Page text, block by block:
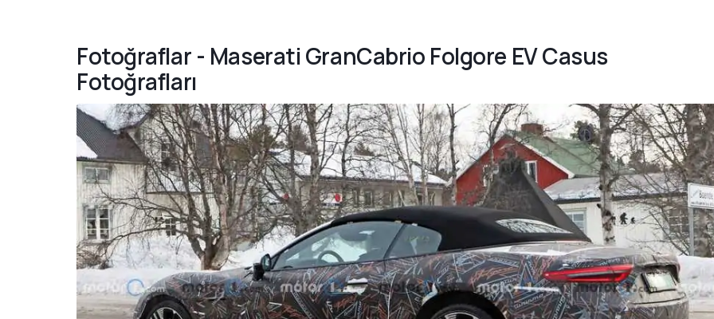
Fotoğraflar - Maserati GranCabrio Folgore EV Casus
Fotoğrafları